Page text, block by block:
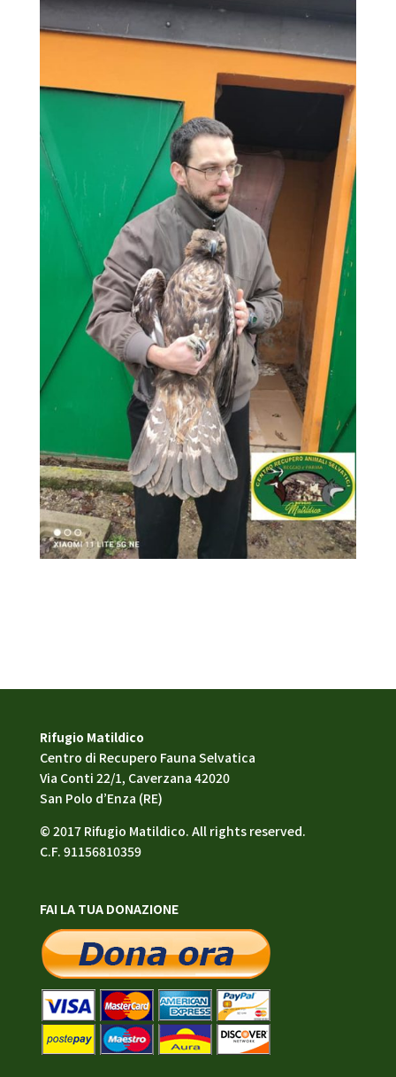
Rifugio Matildico
Centro di Recupero Fauna Selvatica
Via Conti 22/1, Caverzana 42020
San Polo d’Enza (RE)
© 2017 Rifugio Matildico. All rights reserved.
C.F. 91156810359
FAI LA TUA DONAZIONE